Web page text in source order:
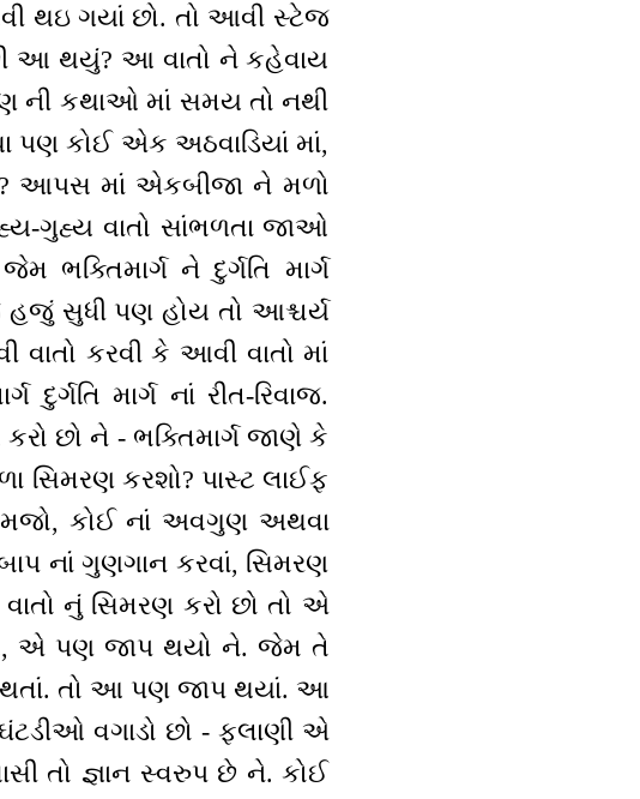
થઇ ગયાં છો. તો આવી સ્ટેજ
આ થયું? આ વાતો ને કહેવાય
ની કથાઓ માં સમય તો નથી
પણ કોઈ એક અઠવાડિયાં માં,
આપસ માં એકબીજા ને મળો
ગુહ્ય વાતો સાંભળતા જાઓ
ને દુર્ગતિ માર્ગ
હજું સુધી પણ હોય તો આશ્ચર્ય
કરવી કે આવી વાતો માં
માર્ગ નાં રીત-રિવાજ.
છો ને - ભક્તિમાર્ગ જાણે કે
સિમરણ કરશો? પાસ્ટ લાઈફ
કોઈ નાં અવગુણ અથવા
નાં ગુણગાન કરવાં, સિમરણ
નું સિમરણ કરો છો તો એ
એ પણ જાપ થયો ને. જેમ તે
થતાં. તો આ પણ જાપ થયાં. આ
વગાડો છો - ફલાણી એ
તો જ્ઞાન સ્વરુપ છે ને. કોઈ